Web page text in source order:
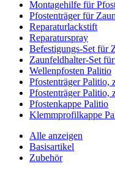
Montagehilfe für
Pfostenträger für
Reparaturlackstift
Reparaturspray
Befestigungs-Set für
Zaunfeldhalter-Set
Wellenpfosten Palitio
Pfostenträger Palitio,
Pfostenträger Palitio,
Pfostenkappe Palitio
Klemmprofilkappe
Alle anzeigen
Basisartikel
Zubehör